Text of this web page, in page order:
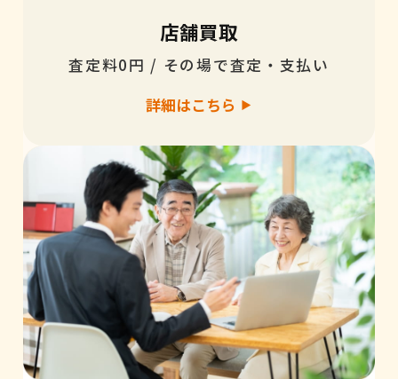
店舗買取
査定料0円 / その場で査定・支払い
詳細はこちら